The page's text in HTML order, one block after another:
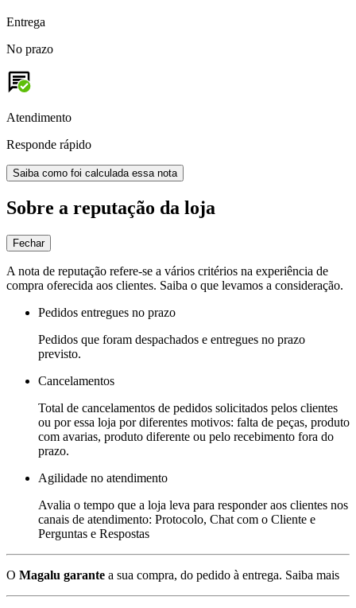
Entrega
No prazo
Atendimento
Responde rápido
Saiba como foi calculada essa nota
Sobre a reputação da loja
Fechar
A nota de reputação refere-se a vários critérios na experiência de
compra oferecida aos clientes. Saiba o que levamos a consideração.
Pedidos entregues no prazo
Pedidos que foram despachados e entregues no prazo
previsto.
Cancelamentos
Total de cancelamentos de pedidos solicitados pelos clientes
ou por essa loja por diferentes motivos: falta de peças, produto
com avarias, produto diferente ou pelo recebimento fora do
prazo.
Agilidade no atendimento
Avalia o tempo que a loja leva para responder aos clientes nos
canais de atendimento: Protocolo, Chat com o Cliente e
Perguntas e Respostas
O Magalu garante a sua compra, do pedido à entrega. Saiba mais